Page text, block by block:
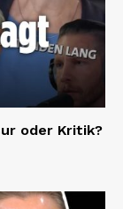
oder Kritik?